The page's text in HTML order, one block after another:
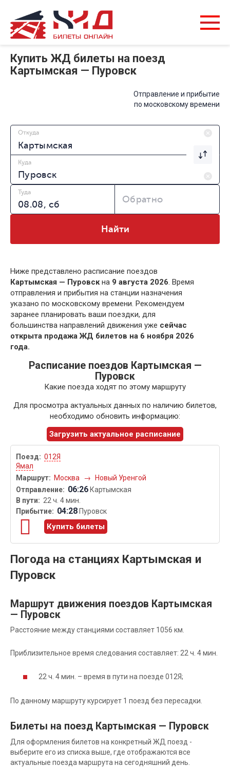
Купить ЖД билеты на поезд
Картымская — Пуровск
Отправление и прибытие
по московскому времени
Откуда
Куда
Туда
Обратно
Найти
Ниже представлено расписание поездов
Картымская — Пуровскна 9 августа 2026. Время
отправления и прибытия на станции назначения
указано по московскому времени. Рекомендуем
заранее планировать ваши поездки, для
большинства направлений движения уже сейчас
открыта продажа ЖД билетов на 6 ноября 2026
года.
Расписание поездов Картымская —
Пуровск
Какие поезда ходят по этому маршруту
Для просмотра актуальных данных по наличию билетов,
необходимо обновить информацию:
Загрузить актуальное расписание
012Я
Ямал
Москва
→ Новый Уренгой
06:26 Картымская
22 ч. 4 мин.
04:28 Пуровск
Купить билеты
Погода на станциях Картымская и
Пуровск
Маршрут движения поездов Картымская
— Пуровск
Расстояние между станциями составляет 1056 км.
Приблизительное время следования составляет: 22 ч. 4 мин.
22 ч. 4 мин. – время в пути на поезде 012Я;
По данному маршруту курсирует 1 поезд без пересадки.
Билеты на поезд Картымская — Пуровск
Для оформления билетов на конкретный ЖД поезд -
выберите его из списка выше, где отображаются все
актуальные поезда маршрута на сегодняшний день.